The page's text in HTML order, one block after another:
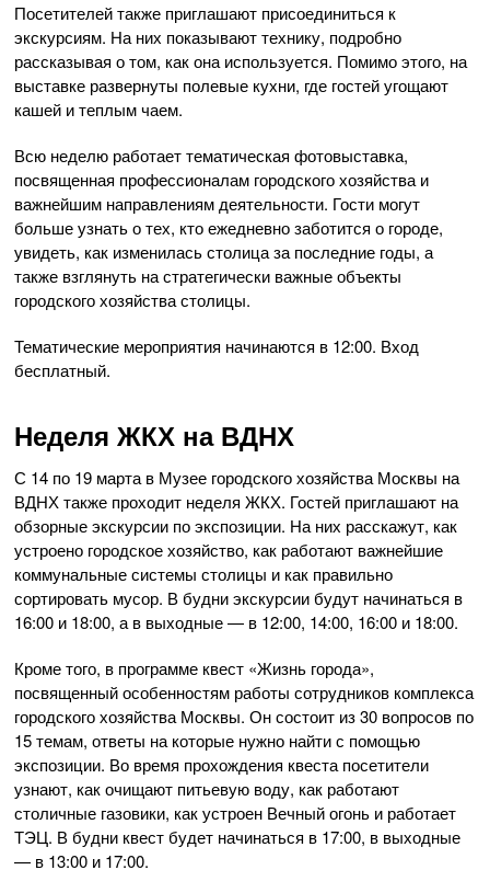
Посетителей также приглашают присоединиться к
экскурсиям. На них показывают технику, подробно
рассказывая о том, как она используется. Помимо этого, на
выставке развернуты полевые кухни, где гостей угощают
кашей и теплым чаем.
Всю неделю работает тематическая фотовыставка,
посвященная профессионалам городского хозяйства и
важнейшим направлениям деятельности. Гости могут
больше узнать о тех, кто ежедневно заботится о городе,
увидеть, как изменилась столица за последние годы, а
также взглянуть на стратегически важные объекты
городского хозяйства столицы.
Тематические мероприятия начинаются в 12:00. Вход
бесплатный.
Неделя ЖКХ на ВДНХ
С 14 по 19 марта в Музее городского хозяйства Москвы на
ВДНХ также проходит неделя ЖКХ. Гостей приглашают на
обзорные экскурсии по экспозиции. На них расскажут, как
устроено городское хозяйство, как работают важнейшие
коммунальные системы столицы и как правильно
сортировать мусор. В будни экскурсии будут начинаться в
16:00 и 18:00, а в выходные — в 12:00, 14:00, 16:00 и 18:00.
Кроме того, в программе квест «Жизнь города»,
посвященный особенностям работы сотрудников комплекса
городского хозяйства Москвы. Он состоит из 30 вопросов по
15 темам, ответы на которые нужно найти с помощью
экспозиции. Во время прохождения квеста посетители
узнают, как очищают питьевую воду, как работают
столичные газовики, как устроен Вечный огонь и работает
ТЭЦ. В будни квест будет начинаться в 17:00, в выходные
— в 13:00 и 17:00.